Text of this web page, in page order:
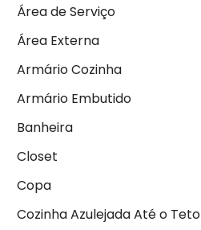
Área de Serviço
Área Externa
Armário Cozinha
Armário Embutido
Banheira
Closet
Copa
Cozinha Azulejada Até o Teto